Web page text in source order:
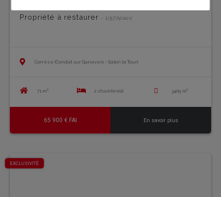
Propriété à restaurer - U5774iacc
Corrèze (Condat sur Ganaveix - Salon la Tour)
71 m² 2 chambre(s) 3405 m²
65 900 € FAI En savoir plus
EXCLUSIVITÉ